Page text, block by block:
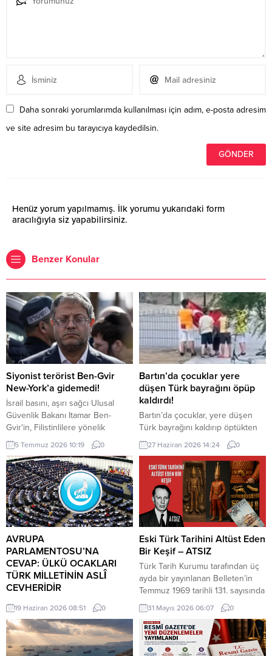
Daha sonraki yorumlarımda kullanılması için adım, e-posta adresim
ve site adresim bu tarayıcıya kaydedilsin.
Henüz yorum yapılmamış. İlk yorumu yukarıdaki form
aracılığıyla siz yapabilirsiniz.
Benzer Konular
Siyonist terörist Ben-Gvir
New-York’a gidemedi!
İsrail basını, aşırı sağcı Ulusal
Güvenlik Bakanı Itamar Ben-
Gvir'in, Filistinlilere yönelik
politika ve uygulamaları nedeniyle
"gözaltına alınma" endişesiyle bu
hafta New York'a yapacağı ziyareti
iptal ettiğini ileri sürdü.
5 Temmuz 2026 10:19 0
Bartın’da çocuklar yere
düşen Türk bayrağını öpüp
kaldırdı!
Bartın’da çocuklar, yere düşen
Türk bayrağını kaldırıp öptükten
sonra gelen itfaiye ekiplerinin de
yardımıyla göndere çekti. O anlar
cep telefonu kamerası tarafından
kaydedildi. Yerden kaldırıp öptüler
Kemerköprü Mahallesi’nde dün
akşam saatlerinde Cumhuriyet
Parkı içerisindeki direkte bulunan
Türk bayrağı rüzgar nedeniyle
ipinin kopmasıyla yere düştü. Bu
sırada parkta oynayan çocuklar
yere...
27 Haziran 2026 14:24 0
AVRUPA
PARLAMENTOSU’NA
CEVAP: ÜLKÜ OCAKLARI
TÜRK MİLLETİNİN ASLÎ
CEVHERİDİR
MHP milletvekili Prof. Dr. İlyas
Topsakal AB parlamentosuna
cevap verdi: Avrupa
Parlamentosu tarafından 17
Haziran 2026 tarihinde kabul
19 Haziran 2026 08:51 0
Eski Türk Tarihini Altüst Eden
Bir Keşif – ATSIZ
Türk Tarih Kurumu tarafından üç
ayda bir yayınlanan Belleten’in
Temmuz 1969 tarihli 131. sayısında
(427. sayfada) «Milâttan Önce IV.
Yüzyıla Ait Türkçe Yazıtlar
Bulundu» başlıklı kısa bir haber
vardı. Tass Ajansı’nın Alma Ata
kaynaklı bir haberinde, bu
31 Mayıs 2026 06:07 0